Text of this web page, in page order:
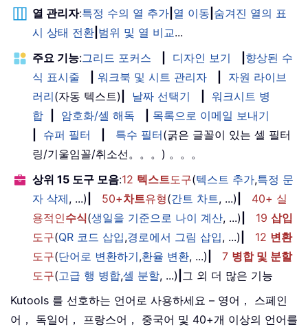
열 관리자:특정 수의 열 추가 열 이동 숨겨진 열의 표
시 상태 전환 범위 및 열 비교...
주요 기능:그리드 포커스 디자인 보기
향상된 수
식 표시줄
워크북 및 시트 관리자
자원 라이브
러리(자동 텍스트) 날짜 선택기
워크시트 병
합
암호화/셀 해독
목록으로 이메일 보내기
슈퍼 필터 특수 필터(굵은 글꼴이 있는 셀 필터
링/기울임꼴/취소선。。。) 。。。
상위 15 도구 모음:12 텍스트도구(텍스트 추가,특정 문
자 삭제, ...) 50+차트유형(간트 차트, ...)
40+ 실
용적인수식(생일을 기준으로 나이 계산, ...) 19 삽입
도구(QR 코드 삽입,경로에서 그림 삽입, ...) 12 변환
도구(단어로 변환하기,환율 변환, ...) 7 병합 및 분할
도구(고급 행 병합,셀 분할, ...) 그 외 더 많은 기능
Kutools 를 선호하는 언어로 사용하세요 – 영어， 스페인
어， 독일어， 프랑스어， 중국어 및 40+개 이상의 언어를